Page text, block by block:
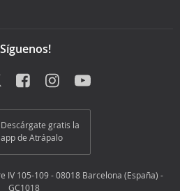
Descárgate gratis la
app de Atrápalo
IV 105-109 - 08018 Barcelona (España) -
GC1018